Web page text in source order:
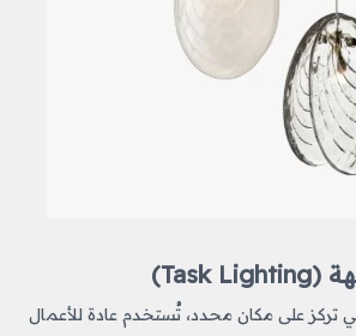
تركز على مكان محدد، تُستخدم عادة للأعمال